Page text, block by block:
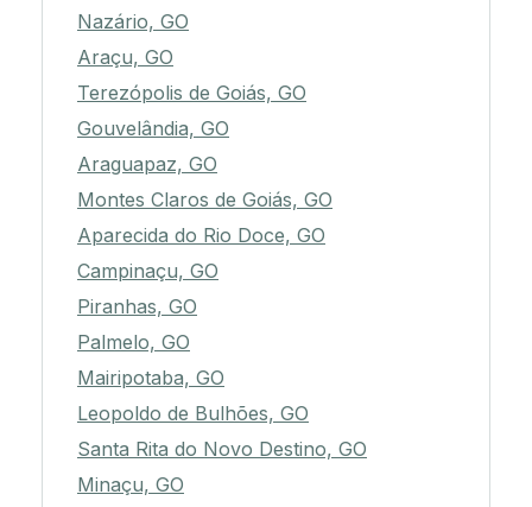
Nazário, GO
Araçu, GO
Terezópolis de Goiás, GO
Gouvelândia, GO
Araguapaz, GO
Montes Claros de Goiás, GO
Aparecida do Rio Doce, GO
Campinaçu, GO
Piranhas, GO
Palmelo, GO
Mairipotaba, GO
Leopoldo de Bulhões, GO
Santa Rita do Novo Destino, GO
Minaçu, GO